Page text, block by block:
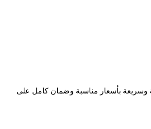
وسريعة بأسعار مناسبة وضمان كامل على